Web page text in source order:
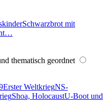
Schwarzbrot mit
thematisch geordnet
Erster WeltkriegNS-
Shoa, HolocaustU-Boot und